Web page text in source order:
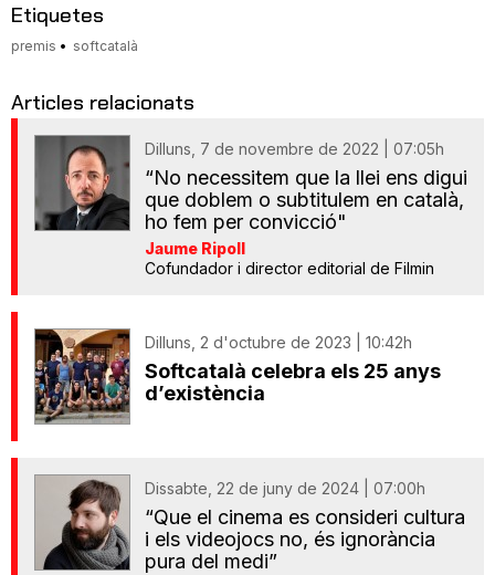
Etiquetes
premis softcatalà
Articles relacionats
Dilluns, 7 de novembre de 2022 | 07:05h
“No necessitem que la llei ens digui
que doblem o subtitulem en català,
ho fem per convicció"
Jaume Ripoll
Cofundador i director editorial de Filmin
Dilluns, 2 d'octubre de 2023 | 10:42h
Softcatalà celebra els 25 anys
d’existència
Dissabte, 22 de juny de 2024 | 07:00h
“Que el cinema es consideri cultura
i els videojocs no, és ignorància
pura del medi”